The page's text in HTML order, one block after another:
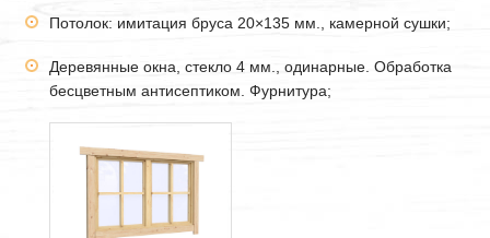
Потолок: имитация бруса 20×135 мм., камерной сушки;
Деревянные окна, стекло 4 мм., одинарные. Обработка
бесцветным антисептиком. Фурнитура;